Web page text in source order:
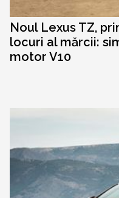
Noul Lexus TZ,
locuri al mărcii:
motor V10